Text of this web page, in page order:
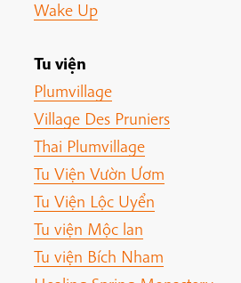
Wake Up
Tu viện
Plumvillage
Village Des Pruniers
Thai Plumvillage
Tu Viện Vườn Ươm
Tu Viện Lộc Uyển
Tu viện Mộc lan
Tu viện Bích Nham